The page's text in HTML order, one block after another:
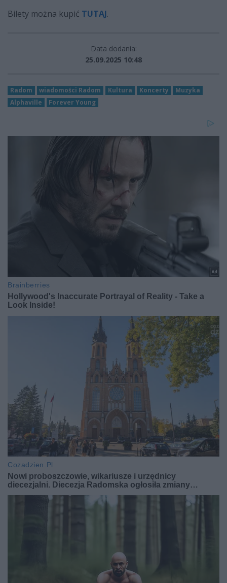
Bilety można kupić TUTAJ.
Data dodania:
25.09.2025 10:48
Radom wiadomości Radom Kultura Koncerty
Muzyka
Alphaville
Forever Young